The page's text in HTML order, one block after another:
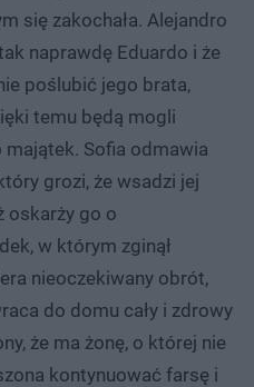
się zakochała. Alejandro
naprawdę Eduardo i że
poślubić jego brata,
temu będą mogli
Sofia odmawia
grozi, że wsadzi jej
oskarży go o
w którym zginął
nieoczekiwany obrót,
do domu cały i zdrowy
że ma żonę, o której nie
kontynuować farsę i